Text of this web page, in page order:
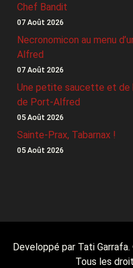
Chef Bandit
07 Août 2026
Necronomicon au menu
Alfred
07 Août 2026
Une petite saucette et de
de Port-Alfred
05 Août 2026
Sainte-Prax, Tabarnax !
05 Août 2026
Developpé par Tati
Tous les